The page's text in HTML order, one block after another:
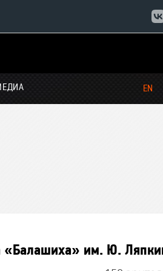
«Балашиха» им. Ю.